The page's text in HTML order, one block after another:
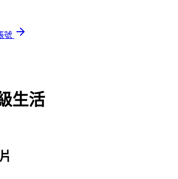
號
生活